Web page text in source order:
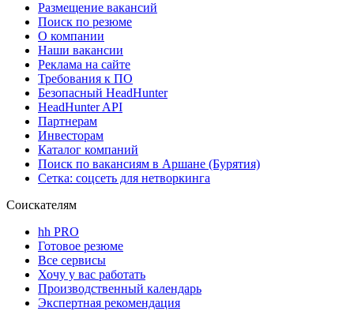
Размещение вакансий
Поиск по резюме
О компании
Наши вакансии
Реклама на сайте
Требования к ПО
Безопасный HeadHunter
HeadHunter API
Партнерам
Инвесторам
Каталог компаний
Поиск по вакансиям в Аршане (Бурятия)
Сетка: соцсеть для нетворкинга
Соискателям
hh PRO
Готовое резюме
Все сервисы
Хочу у вас работать
Производственный календарь
Экспертная рекомендация